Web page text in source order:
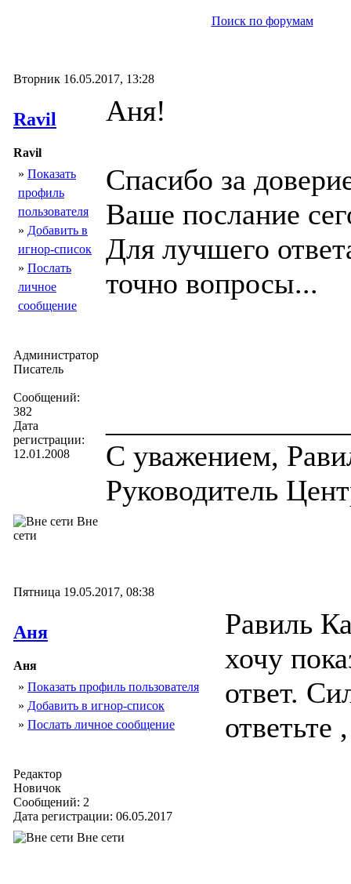
Поиск по форумам
Вторник 16.05.2017, 13:28
Ravil
Ravil
» Показать
профиль
пользователя
» Добавить в
игнор-список
» Послать
личное
сообщение
Администратор
Писатель
Сообщений:
382
Дата
регистрации:
12.01.2008
Аня!
Спасибо за
Ваше послание
Для лучшего
точно вопросы...
С уважением,
Руководитель
Вне
сети
Пятница 19.05.2017, 08:38
Аня
Аня
» Показать профиль пользователя
» Добавить в игнор-список
» Послать личное сообщение
Редактор
Новичок
Сообщений: 2
Дата регистрации: 06.05.2017
Равиль
хочу
ответ.
ответьте
Вне сети